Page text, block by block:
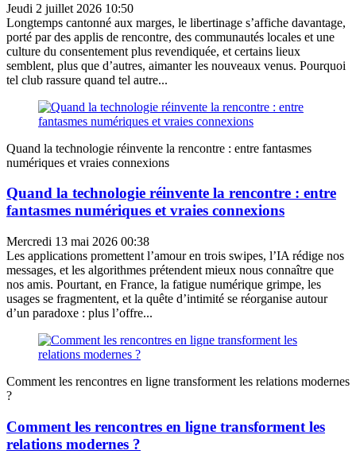
Jeudi 2 juillet 2026 10:50
Longtemps cantonné aux marges, le libertinage s’affiche davantage,
porté par des applis de rencontre, des communautés locales et une
culture du consentement plus revendiquée, et certains lieux
semblent, plus que d’autres, aimanter les nouveaux venus. Pourquoi
tel club rassure quand tel autre...
Quand la technologie réinvente la rencontre : entre fantasmes
numériques et vraies connexions
Quand la technologie réinvente la rencontre : entre
fantasmes numériques et vraies connexions
Mercredi 13 mai 2026 00:38
Les applications promettent l’amour en trois swipes, l’IA rédige nos
messages, et les algorithmes prétendent mieux nous connaître que
nos amis. Pourtant, en France, la fatigue numérique grimpe, les
usages se fragmentent, et la quête d’intimité se réorganise autour
d’un paradoxe : plus l’offre...
Comment les rencontres en ligne transforment les relations modernes
?
Comment les rencontres en ligne transforment les
relations modernes ?